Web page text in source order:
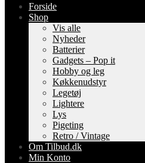
Forside
Shop
Vis alle
Nyheder
Batterier
Gadgets – Pop it
Hobby og leg
Køkkenudstyr
Legetøj
Lightere
Lys
Pigeting
Retro / Vintage
Om Tilbud.dk
Min Konto